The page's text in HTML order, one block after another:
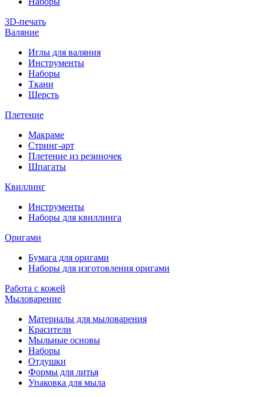
3D-печать
Валяние
Иглы для валяния
Инструменты
Наборы
Ткани
Шерсть
Плетение
Макраме
Стринг-арт
Плетение из резиночек
Шпагаты
Квиллинг
Инструменты
Наборы для квиллинга
Оригами
Бумага для оригами
Наборы для изготовления оригами
Работа с кожей
Мыловарение
Материалы для мыловарения
Красители
Мыльные основы
Наборы
Отдушки
Формы для литья
Упаковка для мыла